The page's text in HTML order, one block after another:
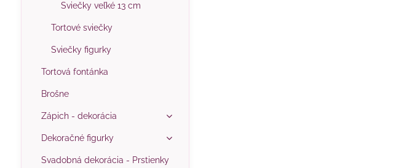
Sviečky veľké 13 cm
Tortové sviečky
Sviečky figurky
Tortová fontánka
Brošne
Zápich - dekorácia
Dekoračné figurky
Svadobná dekorácia - Prstienky